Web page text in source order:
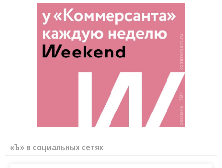
«Ъ» в социальных сетях